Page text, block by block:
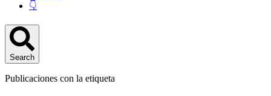
👇
Search
Publicaciones con la etiqueta